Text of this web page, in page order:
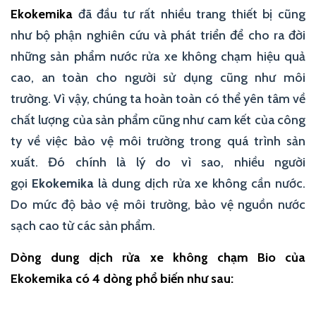
Ekokemika đã đầu tư rất nhiều trang thiết bị cũng
như bộ phận nghiên cứu và phát triển để cho ra đời
những sản phẩm nước rửa xe không chạm hiệu quả
cao, an toàn cho người sử dụng cũng như môi
trường. Vì vậy, chúng ta hoàn toàn có thể yên tâm về
chất lượng của sản phẩm cũng như cam kết của công
ty về việc bảo vệ môi trường trong quá trình sản
xuất. Đó chính là lý do vì sao, nhiều người
gọi Ekokemika là dung dịch rửa xe không cần nước.
Do mức độ bảo vệ môi trường, bảo vệ nguồn nước
sạch cao từ các sản phẩm.
Dòng dung dịch rửa xe không chạm Bio của
Ekokemika có 4 dòng phổ biến như sau: